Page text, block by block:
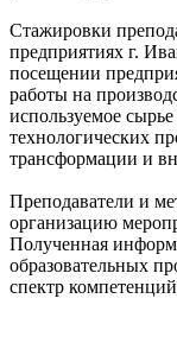
Стажировки
предприятиях г.
посещении
работы на
используемое
технологических
трансформации и
Преподаватели и
организацию
Полученная
образовательных
спектр